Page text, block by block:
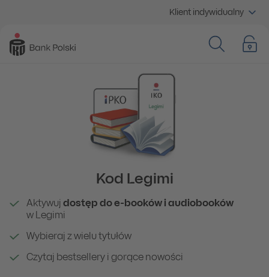
Klient indywidualny
Kod Legimi
Aktywuj dostęp do e-booków i audiobooków
w Legimi
Wybieraj z wielu tytułów
Czytaj bestsellery i gorące nowości